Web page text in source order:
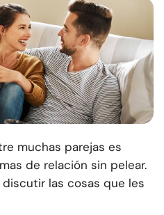
muchas parejas es
de relación sin pelear.
las cosas que les